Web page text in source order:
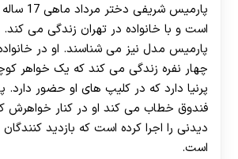
پارمیس
است و با خانواده در تهران زندگی می کند.
پارمیس مدل نیز می شناسند. او در
چهار نفره زندگی می کند که یک خواهر
پرنیا دارد که در کلیپ های او حضور دارد.
فندوق خطاب می کند او در کنار خواهرش
دیدنی را اجرا کرده است که بازدید
است.